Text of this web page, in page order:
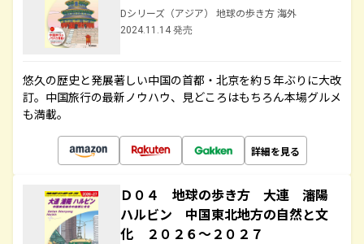
Dシリーズ（アジア） 地球の歩き方 海外
2024.11.14 発売
悠久の歴史と発展著しい中国の首都・北京を約５年ぶりに大改
訂。中国旅行の最新ノウハウ、見どころはもちろん本場グルメ
も満載。
詳細を見る
Ｄ０４ 地球の歩き方 大連 瀋陽
ハルビン 中国東北地方の自然と文
化 ２０２６～２０２７